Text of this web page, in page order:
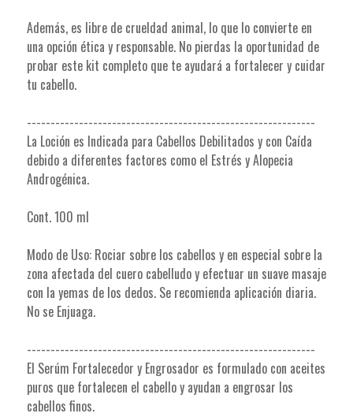
Además, es libre de crueldad animal, lo que lo convierte en
una opción ética y responsable. No pierdas la oportunidad de
probar este kit completo que te ayudará a fortalecer y cuidar
tu cabello.
-------------------------------------------------------------
La Loción es Indicada para Cabellos Debilitados y con Caída
debido a diferentes factores como el Estrés y Alopecia
Androgénica.
Cont. 100 ml
Modo de Uso: Rociar sobre los cabellos y en especial sobre la
zona afectada del cuero cabelludo y efectuar un suave masaje
con la yemas de los dedos. Se recomienda aplicación diaria.
No se Enjuaga.
-------------------------------------------------------------
El Serúm Fortalecedor y Engrosador es formulado con aceites
puros que fortalecen el cabello y ayudan a engrosar los
cabellos finos.